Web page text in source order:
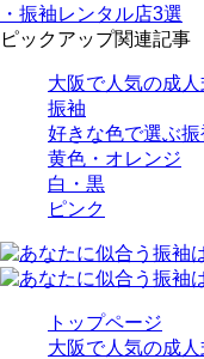
・振袖レンタル店3選
ピックアップ関連記事
大阪で人気の成
振袖
好きな色で選ぶ
黄色・オレンジ
白・黒
ピンク
トップページ
大阪で人気の成